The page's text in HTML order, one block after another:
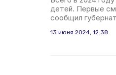
детей. Первые
сообщил
13 июня 2024, 12:38